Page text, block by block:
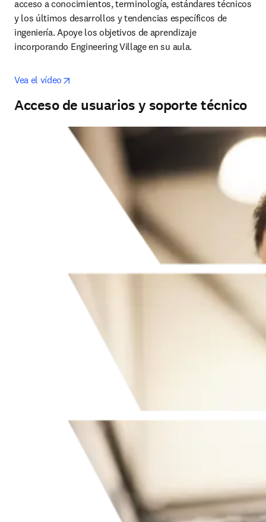
acceso a conocimientos, terminología, estándares técnicos
y los últimos desarrollos y tendencias específicos de
ingeniería. Apoye los objetivos de aprendizaje
incorporando Engineering Village en su aula.
Vea el vídeo
Acceso de usuarios y soporte técnico